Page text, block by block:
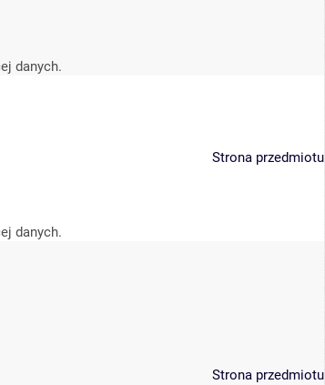
danych.
danych.
Strona przedmiotu
Strona przedmiotu